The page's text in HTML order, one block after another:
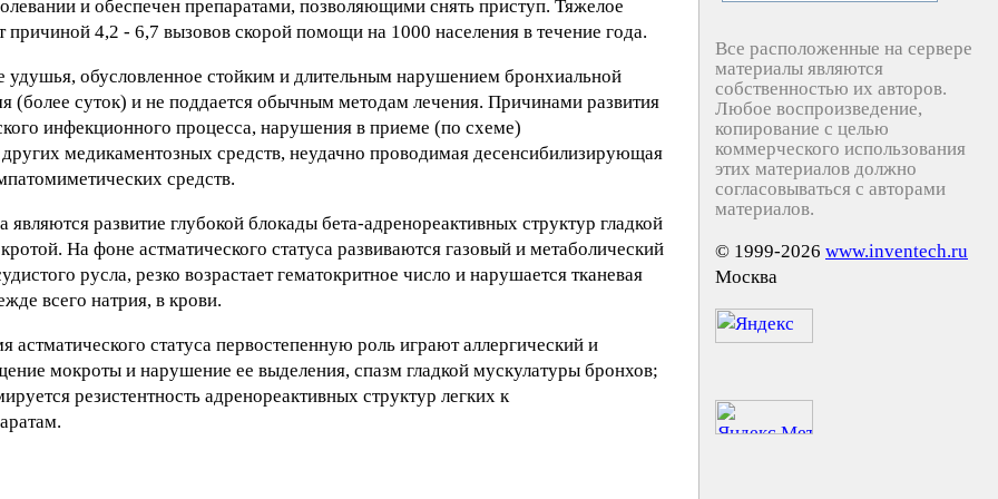
и обеспечен препаратами, позволяющими снять приступ. Тяжелое
причиной 4,2 - 6,7 вызовов скорой помощи на 1000 населения в течение года.
удушья, обусловленное стойким и длительным нарушением бронхиальной
(более суток) и не поддается обычным методам лечения. Причинами развития
инфекционного процесса, нарушения в приеме (по схеме)
медикаментозных средств, неудачно проводимая десенсибилизирующая
средств.
развитие глубокой блокады бета-адренореактивных структур гладкой
На фоне астматического статуса развиваются газовый и метаболический
русла, резко возрастает гематокритное число и нарушается тканевая
всего натрия, в крови.
статуса первостепенную роль играют аллергический и
мокроты и нарушение ее выделения, спазм гладкой мускулатуры бронхов;
резистентность адренореактивных структур легких к
Все расположенные на сервере
материалы являются
собственностью их авторов.
Любое воспроизведение,
копирование с целью
коммерческого использования
этих материалов должно
согласовываться с авторами
материалов.
© 1999-2026 www.inventech.ru
Москва